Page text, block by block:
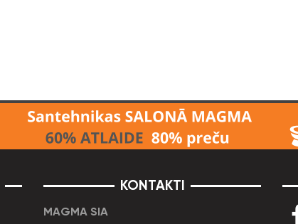
KONTAKTI
MAGMA SIA